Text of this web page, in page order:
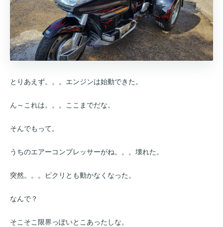
とりあえず。。。エンジンは始動できた。
ん～これは。。。ここまでだな。
そんでもって。
うちのエアーコンプレッサーがね。。。壊れた。
突然。。。ピクリとも動かなくなった。
なんで？
そこそこ限界っぽいとこあったしな。